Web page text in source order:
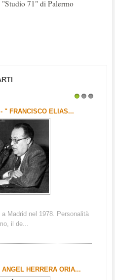
71" di Palermo
" FRANCISCO ELIAS...
Madrid nel 1978. Personalità
il de...
HERRERA ORIA...